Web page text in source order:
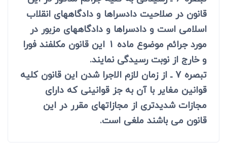
قانون در صلاحیت دادسراها و دادگاههای انقلاب
اسلامی است و دادسراها و دادگاههای مزبور در
مورد جرائم موضوع ماده 1 این قانون مکلفند فورا
و خارج از نوبت رسیدگی نمایند.
تبصره 7 ـ از زمان لازم الاجرا شدن این قانون کلیه
قوانین مغایر با آن به جز قوانینی که دارای
مجازات شدیدتری از مجازاتهای مقرر در این
قانون می باشند ملغی است.